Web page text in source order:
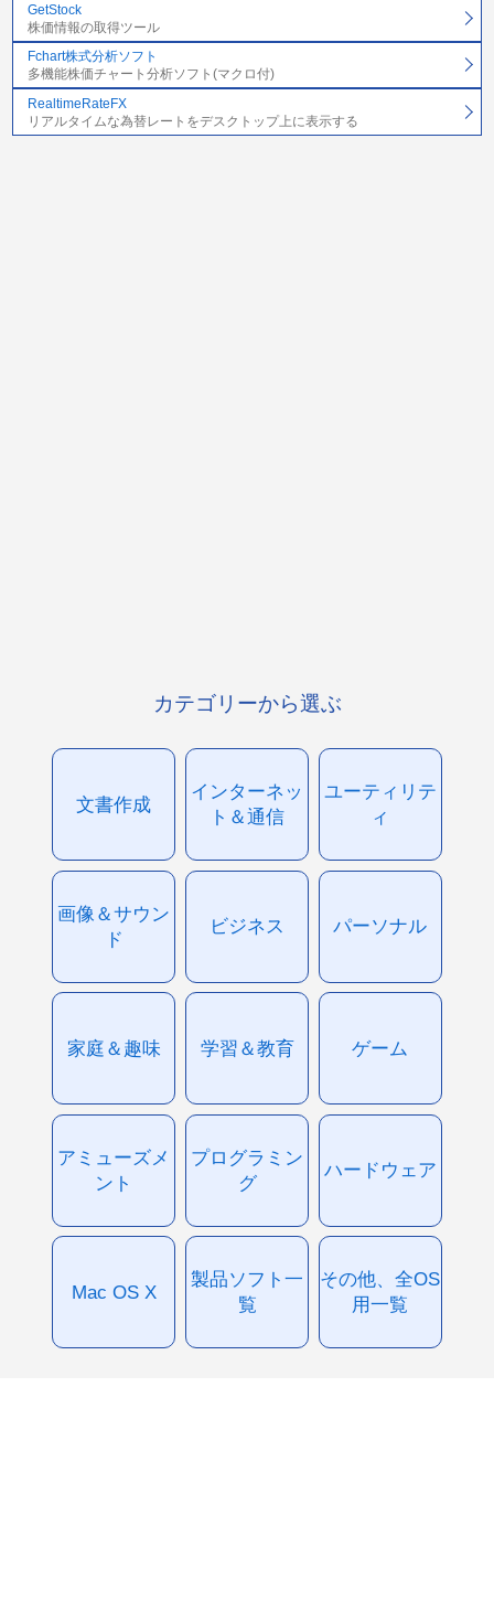
GetStock
株価情報の取得ツール
Fchart株式分析ソフト
多機能株価チャート分析ソフト(マクロ付)
RealtimeRateFX
リアルタイムな為替レートをデスクトップ上に表示する
カテゴリーから選ぶ
文書作成
インターネッ
ト＆通信
ユーティリテ
ィ
画像＆サウン
ド
ビジネス パーソナル
家庭＆趣味 学習＆教育 ゲーム
アミューズメ
ント
プログラミン
グ
ハードウェア
Mac OS X
製品ソフト一
覧
その他、全OS
用一覧